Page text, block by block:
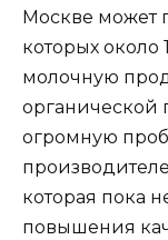
Москве может
которых около
молочную
органической
огромную
которая пока
повышения